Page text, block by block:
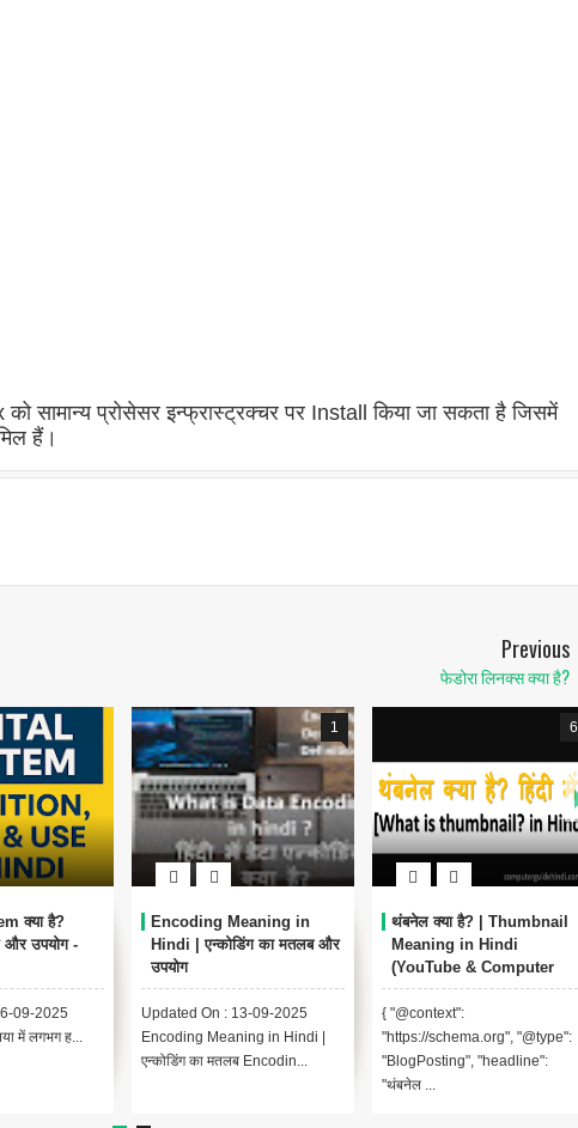
सामान्य प्रोसेसर इन्फ्रास्ट्रक्चर पर Install किया जा सकता है जिसमें
हैं।
Previous
फेडोरा लिनक्स क्या है?
क्या है?
और उपयोग -
09-2025
में लगभग ह...
1
Encoding Meaning in
Hindi | एन्कोडिंग का मतलब और
उपयोग
Updated On : 13-09-2025
Encoding Meaning in Hindi |
एन्कोडिंग का मतलब Encodin...
6
थंबनेल क्या है? | Thumbnail
Meaning in Hindi
(YouTube & Computer
Example)
{ "@context":
"https://schema.org", "@type":
"BlogPosting", "headline":
"थंबनेल ...